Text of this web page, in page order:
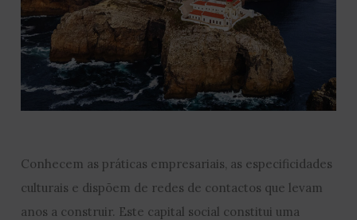
Conhecem as práticas empresariais, as especificidades
culturais e dispõem de redes de contactos que levam
anos a construir. Este capital social constitui uma